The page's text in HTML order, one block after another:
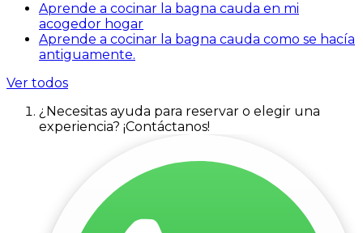
Aprende a cocinar la bagna cauda en mi
acogedor hogar
Aprende a cocinar la bagna cauda como se hacía
antiguamente.
Ver todos
¿Necesitas ayuda para reservar o elegir una
experiencia? ¡Contáctanos!